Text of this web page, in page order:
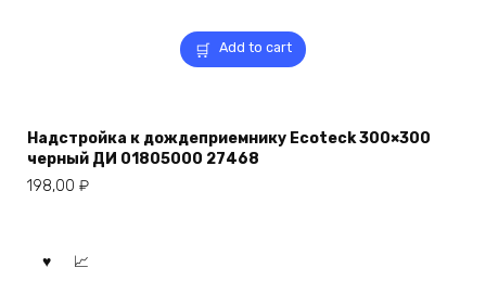
Add to cart
Надстройка к дождеприемнику Ecoteck 300×300
черный ДИ 01805000 27468
198,00 ₽